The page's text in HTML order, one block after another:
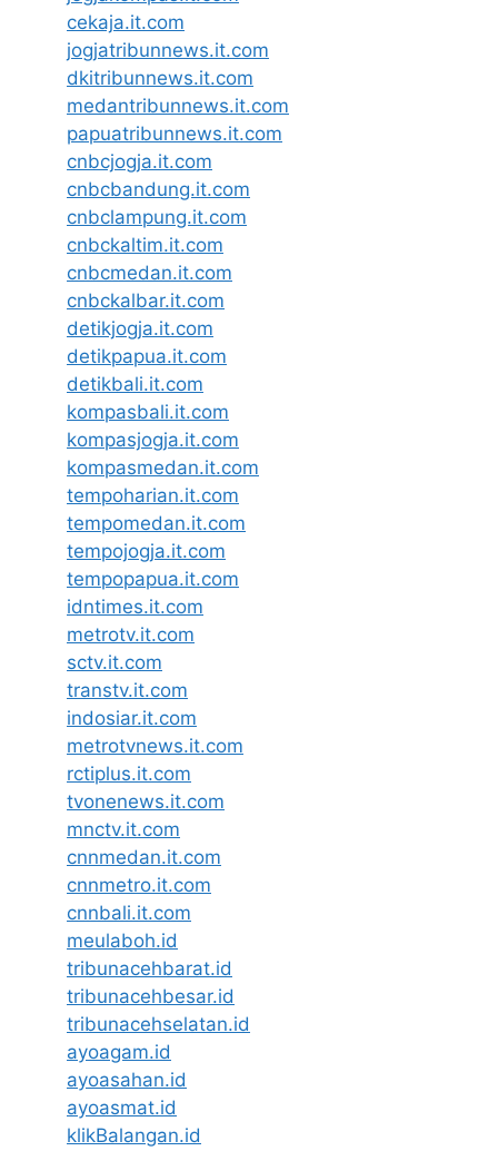
cekaja.it.com
jogjatribunnews.it.com
dkitribunnews.it.com
medantribunnews.it.com
papuatribunnews.it.com
cnbcjogja.it.com
cnbcbandung.it.com
cnbclampung.it.com
cnbckaltim.it.com
cnbcmedan.it.com
cnbckalbar.it.com
detikjogja.it.com
detikpapua.it.com
detikbali.it.com
kompasbali.it.com
kompasjogja.it.com
kompasmedan.it.com
tempoharian.it.com
tempomedan.it.com
tempojogja.it.com
tempopapua.it.com
idntimes.it.com
metrotv.it.com
sctv.it.com
transtv.it.com
indosiar.it.com
metrotvnews.it.com
rctiplus.it.com
tvonenews.it.com
mnctv.it.com
cnnmedan.it.com
cnnmetro.it.com
cnnbali.it.com
meulaboh.id
tribunacehbarat.id
tribunacehbesar.id
tribunacehselatan.id
ayoagam.id
ayoasahan.id
ayoasmat.id
klikBalangan.id